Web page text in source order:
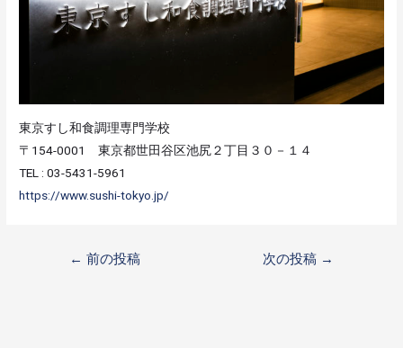
東京すし和食調理専門学校
〒154-0001 東京都世田谷区池尻２丁目３０－１４
TEL : 03-5431-5961
https://www.sushi-tokyo.jp/
← 前の投稿 次の投稿 →